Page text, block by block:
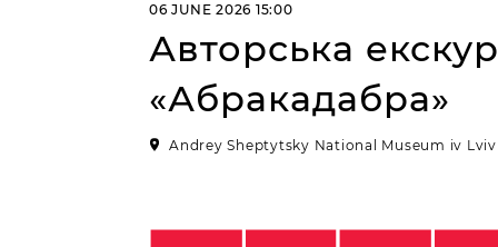
06 JUNE 2026 15:00
Авторська
«Абракадабра»
Andrey Sheptytsky National Museum iv Lviv